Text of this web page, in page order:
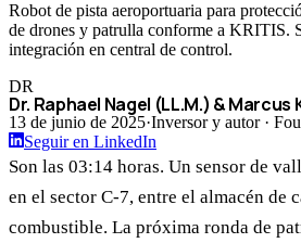
Robot de pista aeroportuaria para
de drones y patrulla conforme a KRITIS.
integración en central de control.
DR
Dr. Raphael Nagel (LL.M.) & Marcus
13 de junio de 2025·Inversor y autor ·
Seguir en LinkedIn
Son las 03:14 horas. Un sensor de
en el sector C-7, entre el almacén de
combustible. La próxima ronda de